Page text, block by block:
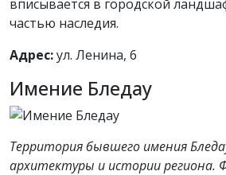
вписывается в городской
частью наследия.
Адрес:ул. Ленина, 6
Имение Бледау
Территория бывшего имения
архитектуры и истории региона.